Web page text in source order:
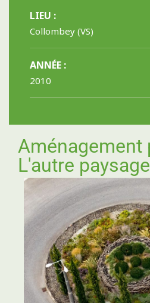
LIEU :
Collombey (VS)
ANNÉE :
2010
Aménagement
L'autre paysage